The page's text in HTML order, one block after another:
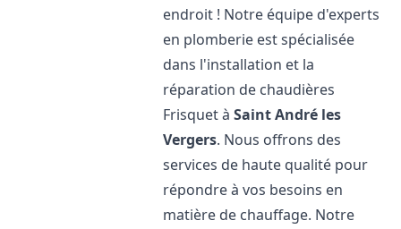
endroit ! Notre équipe d'experts
en plomberie est spécialisée
dans l'installation et la
réparation de chaudières
Frisquet àSaint André les
Vergers. Nous offrons des
services de haute qualité pour
répondre à vos besoins en
matière de chauffage. Notre